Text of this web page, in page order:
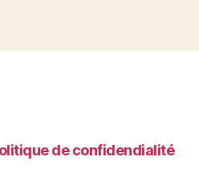
de confidendialité